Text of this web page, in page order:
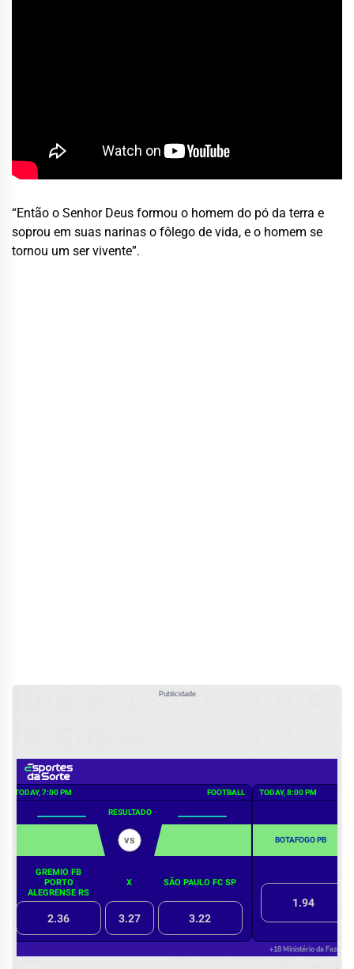
“Então o Senhor Deus formou o homem do pó da terra e
soprou em suas narinas o fôlego de vida, e o homem se
tornou um ser vivente”.
Publicidade